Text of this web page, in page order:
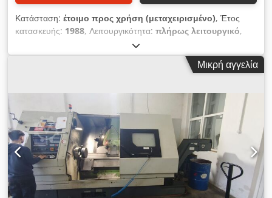
Κατάσταση: έτοιμο προς χρήση (μεταχειρισμένο), Έτος
κατασκευής: 1988, Λειτουργικότητα: πλήρως λειτουργικό,
, διαμέτρος τορναρίσματος:
χιλ., διαδρομή άξονα Χ:500 χιλ., διαδρομή άξονα Z:600 χιλ.,
, είδος εισερχόμενου
μέγιστη διάμετρος κατεργασίας 580 mm, μέγιστο μήκος
κατεργασίας 1500 mm, διαδρομή άξονα X 500 mm, διαδρομή
άξονα Z 600 mm, κινητήρας ατράκτου 15 kW, παροχή
ρεύματος 380 V. Dsdpozim Ttjfx Ab Sokr
Μικρή αγγελία